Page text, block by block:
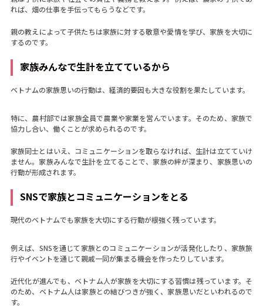
れば、畑の仕事を手伝ってもらうなどです。
親の教えによって子供たちは家族に対する敬意や愛情を学び、家族を大切に
するのです。
家族みんなで生計を立てているから
ベトナムの家族思いの行動は、経済的要因も大きな役割を果たしています。
特に、農村部では家族全員で農業や家業を営んでいます。そのため、家族で
協力し合い、働くことが求められるのです。
家族同士とはいえ、コミュニケーションを取らなければ、生計は立てていけ
ません。家族みんなで生計を立てることで、家族の絆が深まり、家族思いの
行動が形成されます。
SNSで家族とコミュニケーションをとる
現代のベトナムでも家族を大切にする行動が根強く残っています。
例えば、SNSを通じて家族とのコミュニケーションが活発化したり、家族旅
行やイベントを通じて親戚一同が集まる機会を作ったりしています。
近代化が進んでも、ベトナム人が家族を大切にする習慣は残っています。そ
のため、ベトナム人は家族との結びつきが強く、家族思いだといわれるので
す。